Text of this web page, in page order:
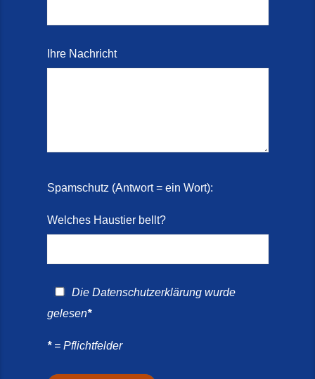
Ihre Nachricht
Spamschutz (Antwort = ein Wort):
Welches Haustier bellt?
Die Datenschutzerklärungwurde
gelesen*
*= Pflichtfelder